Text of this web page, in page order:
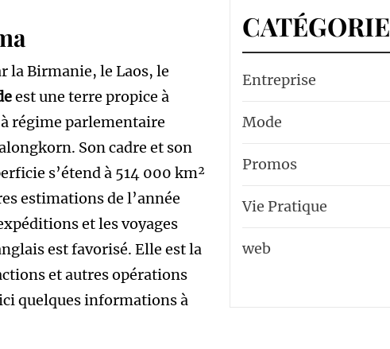
la Birmanie, le Laos, le
est une terre propice à
régime parlementaire
Son cadre et son
s’étend à 514 000 km²
estimations de l’année
et les voyages
est favorisé. Elle est la
et autres opérations
quelques informations à
Entreprise
Mode
Promos
Vie Pratique
web